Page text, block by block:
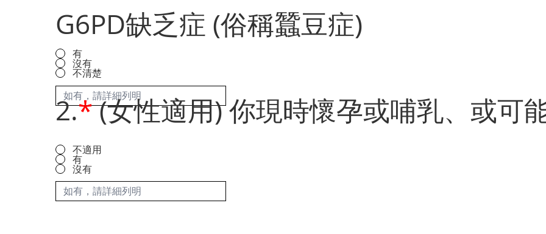
G6PD缺乏症 (俗稱蠶豆症)
有
沒有
不清楚
2.*(女性適用) 你現時懷孕或哺乳、或可
不適用
有
沒有